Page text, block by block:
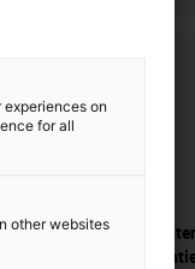
- mit
on
for all
other websites